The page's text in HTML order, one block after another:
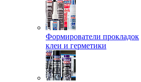
Формирователи прокладок
клеи и герметики